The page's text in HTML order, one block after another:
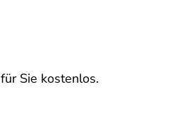
Sie kostenlos.